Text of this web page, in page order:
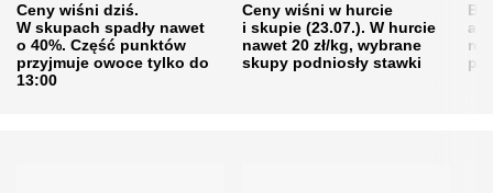
Ceny wiśni dziś.
W skupach spadły nawet
o 40%. Część punktów
przyjmuje owoce tylko do
13:00
Ceny wiśni w hurcie
i skupie (23.07.). W hurcie
nawet 20 zł/kg, wybrane
skupy podniosły stawki